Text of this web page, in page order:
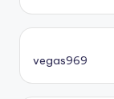
vegas969